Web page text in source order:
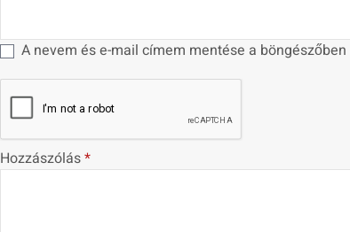
A nevem és e-mail címem mentése a
Hozzászólás*